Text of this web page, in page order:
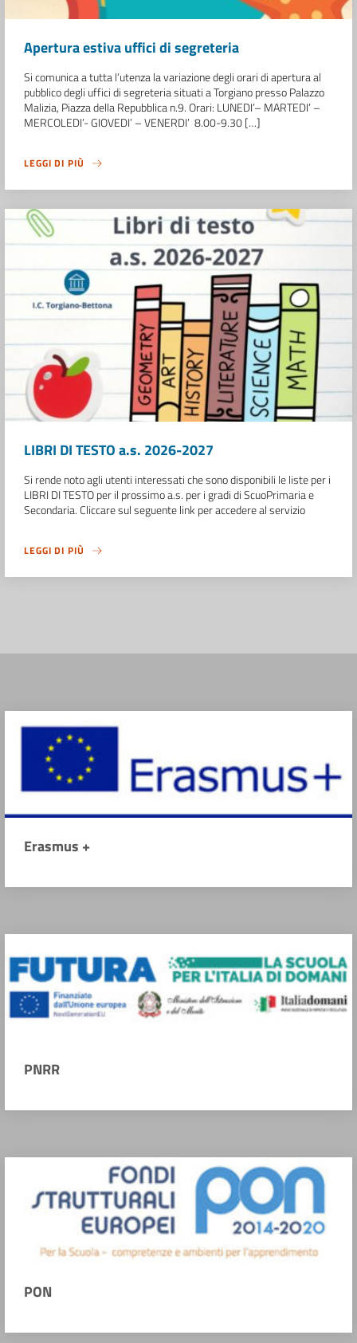
Apertura estiva uffici di segreteria
Si comunica a tutta l’utenza la variazione degli orari di apertura al
pubblico degli uffici di segreteria situati a Torgiano presso Palazzo
Malizia, Piazza della Repubblica n.9. Orari: LUNEDI’– MARTEDI’ –
MERCOLEDI’- GIOVEDI’ – VENERDI’ 8.00-9.30 […]
LEGGI DI PIÙ
LIBRI DI TESTO a.s. 2026-2027
Si rende noto agli utenti interessati che sono disponibili le liste per i
LIBRI DI TESTO per il prossimo a.s. per i gradi di ScuoPrimaria e
Secondaria. Cliccare sul seguente link per accedere al servizio
LEGGI DI PIÙ
Erasmus +
PNRR
PON